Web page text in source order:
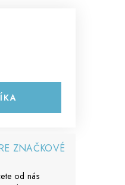
ZNAČKOVÉ
od nás